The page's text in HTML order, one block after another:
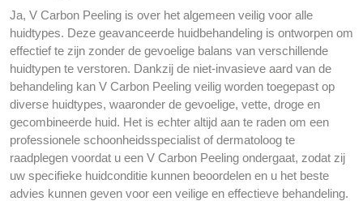
Ja, V Carbon Peeling is over het algemeen veilig voor alle
huidtypes. Deze geavanceerde huidbehandeling is ontworpen om
effectief te zijn zonder de gevoelige balans van verschillende
huidtypen te verstoren. Dankzij de niet-invasieve aard van de
behandeling kan V Carbon Peeling veilig worden toegepast op
diverse huidtypes, waaronder de gevoelige, vette, droge en
gecombineerde huid. Het is echter altijd aan te raden om een
professionele schoonheidsspecialist of dermatoloog te
raadplegen voordat u een V Carbon Peeling ondergaat, zodat zij
uw specifieke huidconditie kunnen beoordelen en u het beste
advies kunnen geven voor een veilige en effectieve behandeling.